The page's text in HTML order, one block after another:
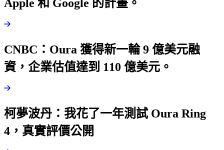
Apple 和 Google 的計畫。
CNBC：Oura 獲得新一輪 9 億美元融
資，企業估值達到 110 億美元。
柯夢波丹：我花了一年測試 Oura Ring
4，真實評價公開